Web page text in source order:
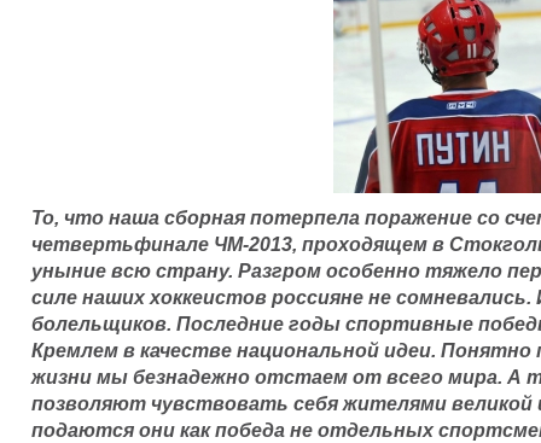
То, что наша сборная потерпела поражение со
четвертьфинале ЧМ-2013, проходящем в
уныние всю страну. Разгром особенно тяжело
силе наших хоккеистов россияне не
болельщиков. Последние годы спортивные
Кремлем в качестве национальной идеи.
жизни мы безнадежно отстаем от всего мира. А
позволяют чувствовать себя жителями
подаются они как победа не отдельных